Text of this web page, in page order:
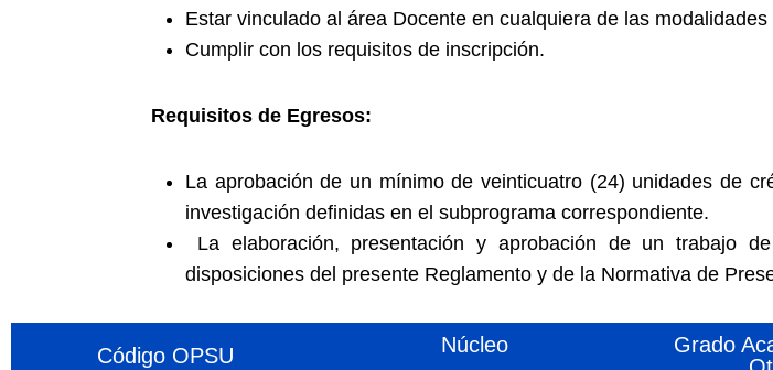
Estar vinculado al área Docente en cualquiera de las
Cumplir con los requisitos de inscripción.
Requisitos de Egresos:
La aprobación de un mínimo de veinticuatro (24) unidades de
investigación definidas en el subprograma correspondiente.
La elaboración, presentación y aprobación de un trabajo
disposiciones del presente Reglamento y de la Normativa de
Código OPSU Núcleo
Grado